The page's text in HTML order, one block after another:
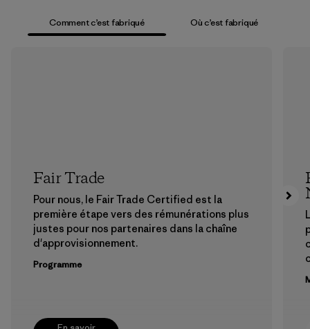
Comment c’est fabriqué Où c’est fabriqué
Fair Trade
Pour nous, le Fair Trade Certified est la
première étape vers des rémunérations plus
justes pour nos partenaires dans la chaîne
d'approvisionnement.
Programme